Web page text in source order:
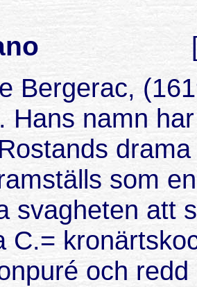
Bergerac,
Hans namn
som
svagheten att
C.=
och